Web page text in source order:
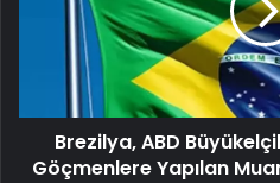
Göçmenlere
Muamele
Nedeniyle
Çağırdı
Brezilya, ABD
Göçmenlere Yapılan